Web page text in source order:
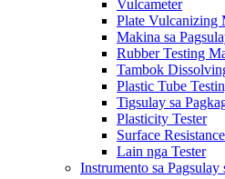
Vulcameter
Plate Vulcanizing
Makina sa
Rubber Testing
Tambok
Plastic Tube
Tigsulay sa
Plasticity Tester
Surface
Lain nga Tester
Instrumento sa